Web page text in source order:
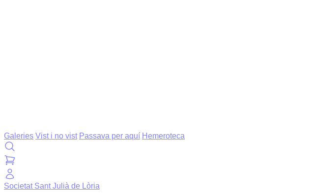
Galeries Vist i no vist Passava per aquí Hemeroteca
Societat Sant Julià de Lòria